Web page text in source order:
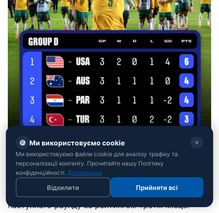
Група E:Німеччина, попри сенсаційну поразку від
Еквадору (1:2), втримала лідерство. Кот-д'Івуар
вийшов з другого місця завдяки перемозі над
Кюрасао (2:0). Еквадор також пройшов до
наступного раунду за рейтингом третіх місць.
🍪 Ми використовуємо cookie ✕
Ми використовуємо файли cookie для аналізу трафіку та
персоналізації контенту. Прочитайте нашу Політику
конфіденційності. Детальніше
Відхилити Прийняти всі